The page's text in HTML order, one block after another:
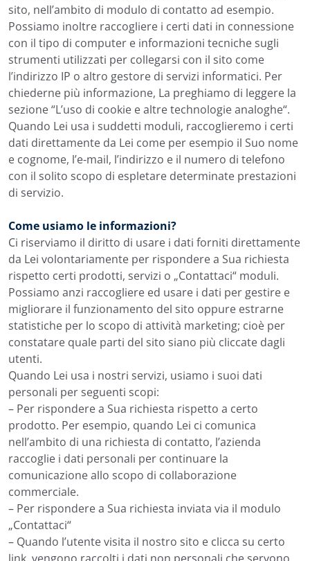
sito, nell’ambito di modulo di contatto ad esempio.
Possiamo inoltre raccogliere i certi dati in connessione
con il tipo di computer e informazioni tecniche sugli
strumenti utilizzati per collegarsi con il sito come
l’indirizzo IP o altro gestore di servizi informatici. Per
chiederne più informazione, La preghiamo di leggere la
sezione “L’uso di cookie e altre technologie analoghe“.
Quando Lei usa i suddetti moduli, raccoglieremo i certi
dati direttamente da Lei come per esempio il Suo nome
e cognome, l’e-mail, l’indirizzo e il numero di telefono
con il solito scopo di espletare determinate prestazioni
di servizio.
Come usiamo le informazioni?
Ci riserviamo il diritto di usare i dati forniti direttamente
da Lei volontariamente per rispondere a Sua richiesta
rispetto certi prodotti, servizi o „Contattaci“ moduli.
Possiamo anzi raccogliere ed usare i dati per gestire e
migliorare il funzionamento del sito oppure estrarne
statistiche per lo scopo di attività marketing; cioè per
constatare quale parti del sito siano più cliccate dagli
utenti.
Quando Lei usa i nostri servizi, usiamo i suoi dati
personali per seguenti scopi:
– Per rispondere a Sua richiesta rispetto a certo
prodotto. Per esempio, quando Lei ci comunica
nell’ambito di una richiesta di contatto, l’azienda
raccoglie i dati personali per continuare la
comunicazione allo scopo di collaborazione
commerciale.
– Per rispondere a Sua richiesta inviata via il modulo
„Contattaci“
– Quando l’utente visita il nostro sito e clicca su certo